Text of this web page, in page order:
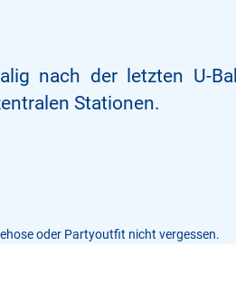
nach der letzten U-
Stationen.
oder Partyoutfit nicht vergessen.